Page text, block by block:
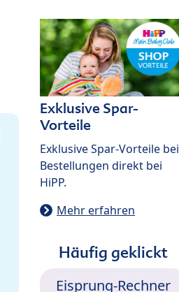
Exklusive Spar-
Vorteile
Exklusive Spar-Vorteile bei
Bestellungen direkt bei
HiPP.
Mehr erfahren
Häufig geklickt
Eisprung-Rechner